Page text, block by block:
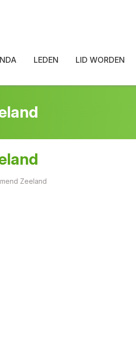
LEDEN LID WORDEN
Zeeland